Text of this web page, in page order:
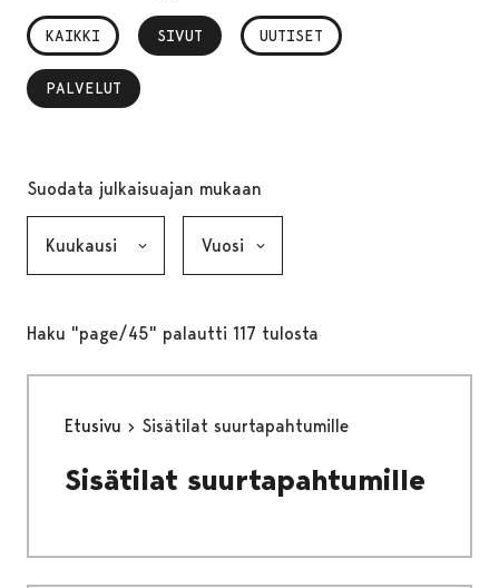
KAIKKI SIVUT
, VALITTU UUTISET
PALVELUT
, VALITTU
Suodata julkaisuajan mukaan
Haku "page/45" palautti 117 tulosta
Etusivu Sisätilat suurtapahtumille
Sisätilat suurtapahtumille